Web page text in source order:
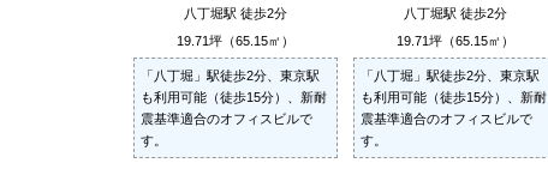
八丁堀駅 徒歩2分
19.71坪（65.15㎡）
「八丁堀」駅徒歩2分、東京駅
も利用可能（徒歩15分）、新耐
震基準適合のオフィスビルで
す。
八丁堀駅 徒歩2分
19.71坪（65.15㎡）
「八丁堀」駅徒歩2分、東京駅
も利用可能（徒歩15分）、新耐
震基準適合のオフィスビルで
す。